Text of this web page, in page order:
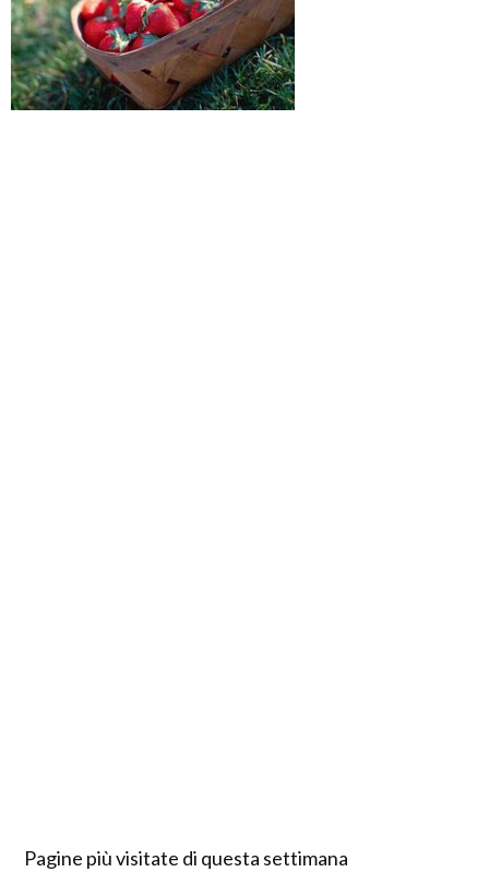
Pagine più visitate di questa settimana